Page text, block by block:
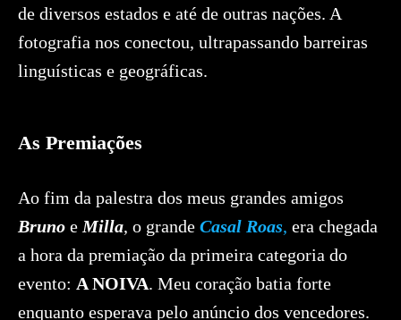
de diversos estados e até de outras nações. A
fotografia nos conectou, ultrapassando barreiras
linguísticas e geográficas.
As Premiações
Ao fim da palestra dos meus grandes amigos
Bruno e Milla, o grande Casal Roas, era chegada
a hora da premiação da primeira categoria do
evento: A NOIVA. Meu coração batia forte
enquanto esperava pelo anúncio dos vencedores.